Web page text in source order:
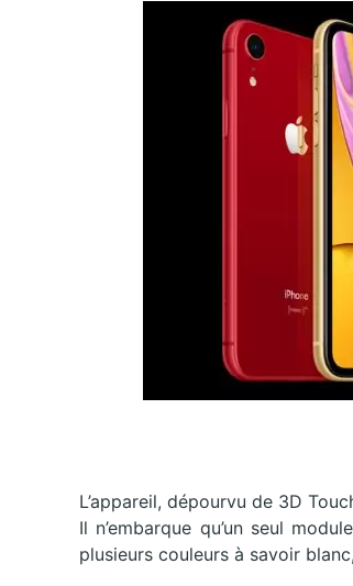
L’appareil, dépourvu de 3D
Il n’embarque qu’un seul
plusieurs couleurs à savoir